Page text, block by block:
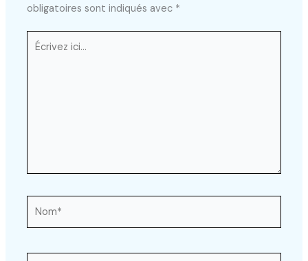
obligatoires sont indiqués avec *
Écrivez
ici…